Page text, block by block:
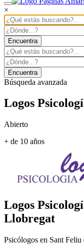
×
Encuentra
Encuentra
Búsqueda avanzada
Logos
Abierto
+ de 10 años
Logos
Llobregat
Psicólogos en Sant